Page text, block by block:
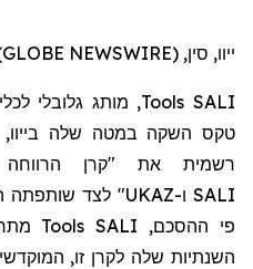
ייוו, סין, Jan. 09, 2026 (GLOBE NEWSWIRE) --
SALI
Tools, מותג גלובלי
טקס השקה במטה שלה בייוו,
רשמית את "קרן
SALI ו-UKAZ
"
פי ההסכם, SALI
Tools
השנתיות שלה לקרן זו, המוקדש